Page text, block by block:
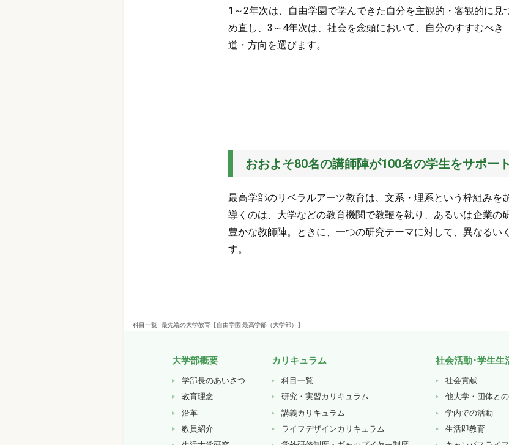
1～2年次は、自由学園で学んできた自分を主観的・客観的に見
め直し、3～4年次は、社会を念頭において、自分のすすむべき
道・方向を選びます。
おおよそ80名の講師陣が100名の学生をサポー
最高学部のリベラルアーツ教育は、文系・理系という枠組み
導くのは、大学などの教育機関で教鞭を執り、あるいは企業
豊かな教師陣。ときに、一つの研究テーマに対して、異なるい
す。
科目一覧 - 最先端の大学教育【自由学園 最高学部（大学部）】
大学部概要
学部長のあいさつ
教育理念
沿革
教員紹介
カリキュラム
科目一覧
研究・実習カリキュラム
講義カリキュラム
ライフデザインカリキュラム
社会活動･学生生
社会貢献
他大学・団体と
学内での活動
生活即教育